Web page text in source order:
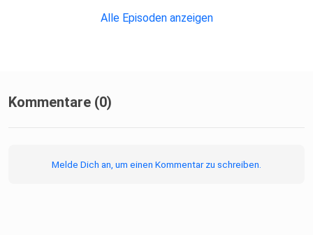
Alle Episoden anzeigen
Kommentare (0)
Melde Dich an, um einen Kommentar zu schreiben.